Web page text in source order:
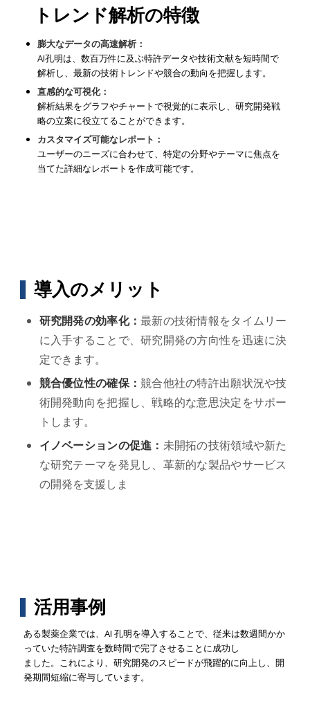
トレンド解析の特徴
膨大なデータの高速解析：
AI孔明は、数百万件に及ぶ特許データや技術文献を短時間で
解析し、最新の技術トレンドや競合の動向を把握します。
直感的な可視化：
解析結果をグラフやチャートで視覚的に表示し、研究開発戦
略の立案に役立てることができます。
カスタマイズ可能なレポート：
ユーザーのニーズに合わせて、特定の分野やテーマに焦点を
当てた詳細なレポートを作成可能です。
導入のメリット
研究開発の効率化：最新の技術情報をタイムリー
に入手することで、研究開発の方向性を迅速に決
定できます。
競合優位性の確保：競合他社の特許出願状況や技
術開発動向を把握し、戦略的な意思決定をサポー
トします。
イノベーションの促進： 未開拓の技術領域や新た
な研究テーマを発見し、革新的な製品やサービス
の開発を支援しま
活用事例
ある製薬企業では、AI 孔明を導入することで、従来は数週間かか
っていた特許調査を数時間で完了させることに成功し
ました。これにより、研究開発のスピードが飛躍的に向上し、開
発期間短縮に寄与しています。